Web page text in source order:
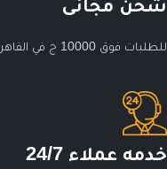
شحن مجانى
للطلبات فوق 10000 ج في القاهرة والجيزة
خدمه عملاء 24/7